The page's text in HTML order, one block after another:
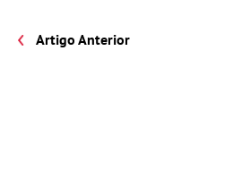
Artigo Anterior